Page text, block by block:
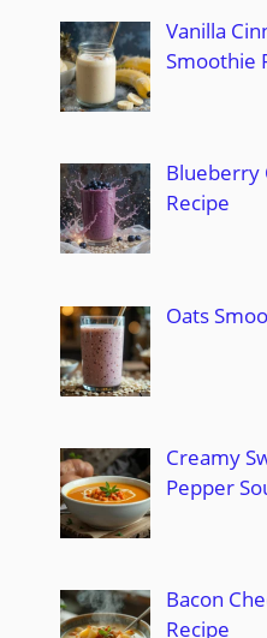
Vanilla
Smoothie
Blueberry
Recipe
Oats
Creamy
Pepper
Bacon
Recipe